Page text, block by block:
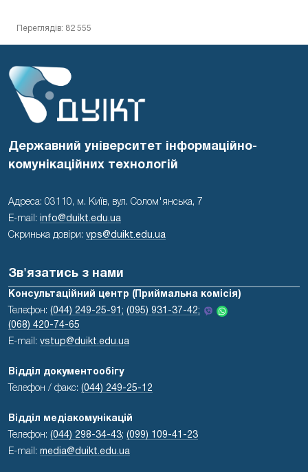
Переглядів: 82 555
Державний університет інформаційно-
комунікаційних технологій
Адреса: 03110, м. Київ, вул. Солом'янська, 7
E-mail:
info@duikt.edu.ua
Скринька довіри: vps@duikt.edu.ua
Зв'язатись з нами
Консультаційний центр (Приймальна комісія)
Телефон: (044) 249-25-91; (095) 931-37-42;
(068) 420-74-65
E-mail: vstup@duikt.edu.ua
Відділ документообігу
Телефон / факс: (044) 249-25-12
Відділ медіакомунікацій
Телефон: (044) 298-34-43; (099) 109-41-23
E-mail: media@duikt.edu.ua